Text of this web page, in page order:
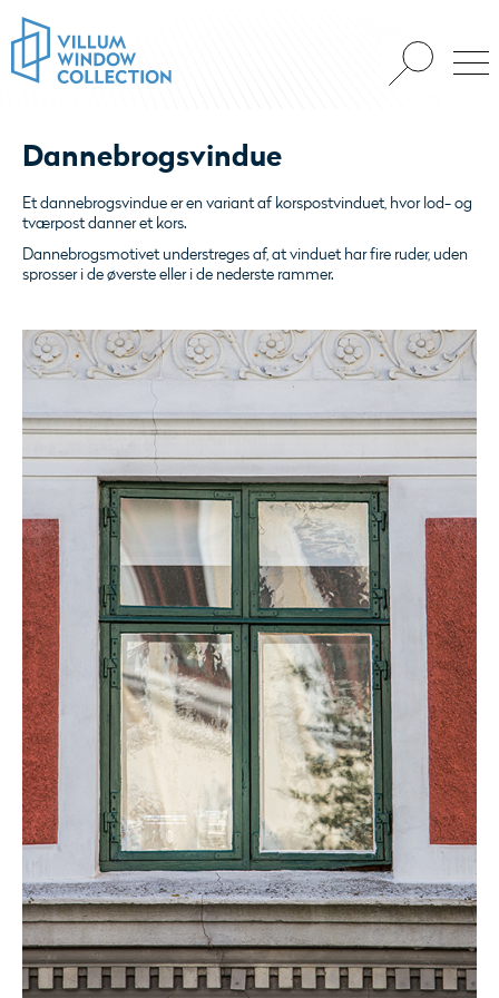
Dannebrogsvindue
Et dannebrogsvindue er en variant af korspostvinduet, hvor lod- og
tværpost danner et kors.
Dannebrogsmotivet understreges af, at vinduet har fire ruder, uden
sprosser i de øverste eller i de nederste rammer.